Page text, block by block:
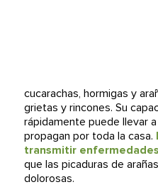
cucarachas, hormigas y
grietas y rincones. Su
rápidamente puede llevar
propagan por toda la casa.
transmitir enfermedades
que las picaduras de
dolorosas.